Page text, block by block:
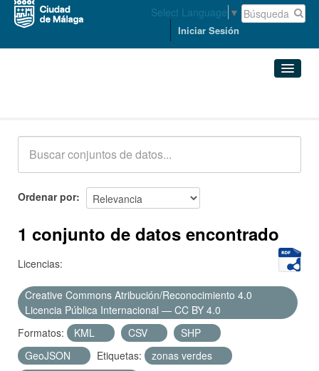
Select Language ▼
Iniciar Sesión
Acerca de
Ordenar por
1 conjunto de datos encontrado
Licencias:
Creative Commons Atribución/Reconocimiento 4.0
Licencia Pública Internacional — CC BY 4.0
Formatos:
KML CSV
SHP
GeoJSON
Etiquetas:
zonas verdes